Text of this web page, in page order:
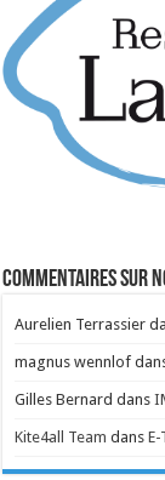
Commentaires sur
Aurelien Terrassier
magnus wennlof
Gilles Bernard dans
Kite4all Team dans